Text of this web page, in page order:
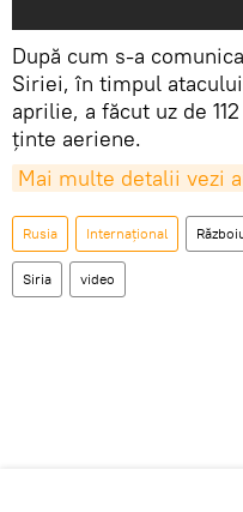
După cum s-a
Siriei, în timpul
aprilie, a făcut uz de
ținte aeriene.
Mai multe detalii vezi
Rusia Internaţional
Siria video